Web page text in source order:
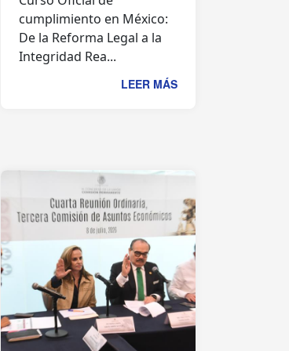
cumplimiento en México:
De la Reforma Legal a la
Integridad Rea...
LEER MÁS